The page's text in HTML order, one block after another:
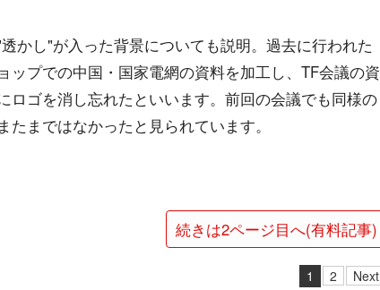
かし"が入った背景についても説明。過去に行われた
ップでの中国・国家電網の資料を加工し、TF会議の資
ロゴを消し忘れたといいます。前回の会議でも同様の
まではなかったと見られています。
続きは2ページ目へ(有料記事)
1 2 Next